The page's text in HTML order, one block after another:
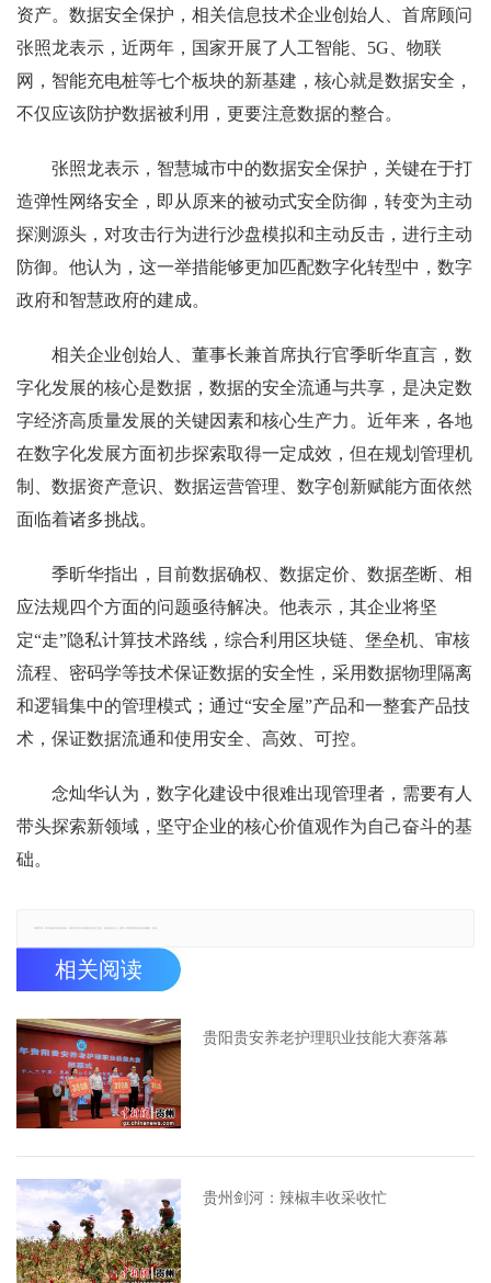
资产。数据安全保护，相关信息技术企业创始人、首席顾问
张照龙表示，近两年，国家开展了人工智能、5G、物联
网，智能充电桩等七个板块的新基建，核心就是数据安全，
不仅应该防护数据被利用，更要注意数据的整合。
张照龙表示，智慧城市中的数据安全保护，关键在于打
造弹性网络安全，即从原来的被动式安全防御，转变为主动
探测源头，对攻击行为进行沙盘模拟和主动反击，进行主动
防御。他认为，这一举措能够更加匹配数字化转型中，数字
政府和智慧政府的建成。
相关企业创始人、董事长兼首席执行官季昕华直言，数
字化发展的核心是数据，数据的安全流通与共享，是决定数
字经济高质量发展的关键因素和核心生产力。近年来，各地
在数字化发展方面初步探索取得一定成效，但在规划管理机
制、数据资产意识、数据运营管理、数字创新赋能方面依然
面临着诸多挑战。
季昕华指出，目前数据确权、数据定价、数据垄断、相
应法规四个方面的问题亟待解决。他表示，其企业将坚
定“走”隐私计算技术路线，综合利用区块链、堡垒机、审核
流程、密码学等技术保证数据的安全性，采用数据物理隔离
和逻辑集中的管理模式；通过“安全屋”产品和一整套产品技
术，保证数据流通和使用安全、高效、可控。
念灿华认为，数字化建设中很难出现管理者，需要有人
带头探索新领域，坚守企业的核心价值观作为自己奋斗的基
础。
相关阅读
贵阳贵安养老护理职业技能大赛落幕
贵州剑河：辣椒丰收采收忙